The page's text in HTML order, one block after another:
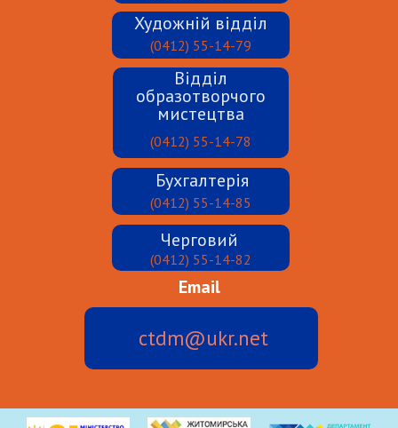
(0412) 55-14-82
Черговий
Бухгалтерія
(0412) 55-14-85
Відділ
образотворчого
мистецтва
(0412) 55-14-78
ctdm@ukr.net
Email
(0412) 55-14-79
Художній відділ